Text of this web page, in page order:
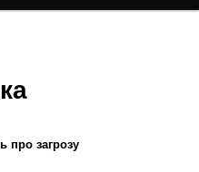
про загрозу